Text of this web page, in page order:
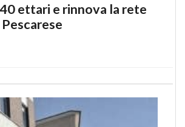
ettari e rinnova la rete